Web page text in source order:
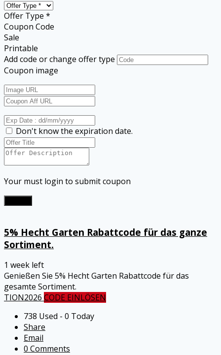
Offer Type *
Coupon Code
Sale
Printable
Add code or change offer type
Coupon image
Don't know the expiration date.
Your must login to submit coupon
5% Hecht Garten Rabattcode für das ganze
Sortiment.
1 week left
Genießen Sie 5% Hecht Garten Rabattcode für das
gesamte Sortiment.
TION2026 CODE EINLÖSEN
738 Used - 0 Today
Share
Email
0 Comments